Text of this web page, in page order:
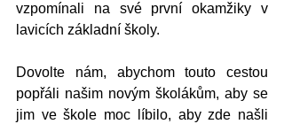
vzpomínali na své první okamžiky v
lavicích základní školy.
Dovolte nám, abychom touto cestou
popřáli našim novým školákům, aby se
jim ve škole moc líbilo, aby zde našli